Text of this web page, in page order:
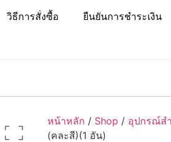
วิธีการสั่งซื้อ ยืนยันการชำระเงิน
หน้าหลัก / Shop / อุปกรณ์ส
(คละสี)(1 อัน)